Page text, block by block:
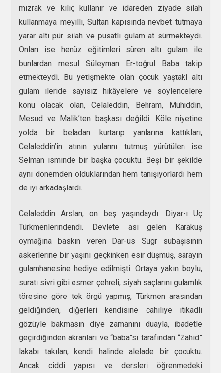
mızrak ve kılıç kullanır ve idareden ziyade silah
kullanmaya meyilli, Sultan kapısında nevbet tutmaya
yarar altı pür silah ve pusatlı gulam at sürmekteydi.
Onları ise henüz eğitimleri süren altı gulam ile
bunlardan mesul Süleyman Er-toğrul Baba takip
etmekteydi. Bu yetişmekte olan çocuk yaştaki altı
gulam ileride sayısız hikâyelere ve söylencelere
konu olacak olan, Celaleddin, Behram, Muhiddin,
Mesud ve Malik’ten başkası değildi. Köle niyetine
yolda bir beladan kurtarıp yanlarına kattıkları,
Celaleddin’in atının yularını tutmuş yürütülen ise
Selman isminde bir başka çocuktu. Beşi bir şekilde
aynı dönemden olduklarından hem tanışıyorlardı hem
de iyi arkadaşlardı.
Celaleddin Arslan, on beş yaşındaydı. Diyar-ı Uç
Türkmenlerindendi. Devlete asi gelen Karakuş
oymağına baskın veren Dar-us Sugr subaşısının
askerlerine bir yaşını geçkinken esir düşmüş, sarayın
gulamhanesine hediye edilmişti. Ortaya yakın boylu,
suratı sivri gibi esmer çehreli, siyah saçlarını gulamlık
töresine göre tek örgü yapmış, Türkmen arasından
geldiğinden, diğerleri kendisine cahiliye itikadlı
gözüyle bakmasın diye zamanını duayla, ibadetle
geçirdiğinden akranları ve “baba”sı tarafından “Zahid”
lakabı takılan, kendi halinde alelade bir çocuktu.
Ancak ciddi yapısı ve dersleri öğrenmedeki